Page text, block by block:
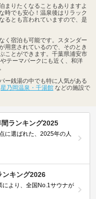
まりたくなることもありますよ
時でも安心！温泉後はリラック
るとも言われていますので、是
く宿泊も可能です。スタンダー
用意されているので、そのとき
ことができます。千葉県浦安市
テーマパークにも近く、和洋
ー銭湯の中でも特に人気がある
星乃岡温泉・千湯館 などの施設で
ランキング2025
に選ばれた、2025年の人
ンキング2026
により、全国No.1サウナが